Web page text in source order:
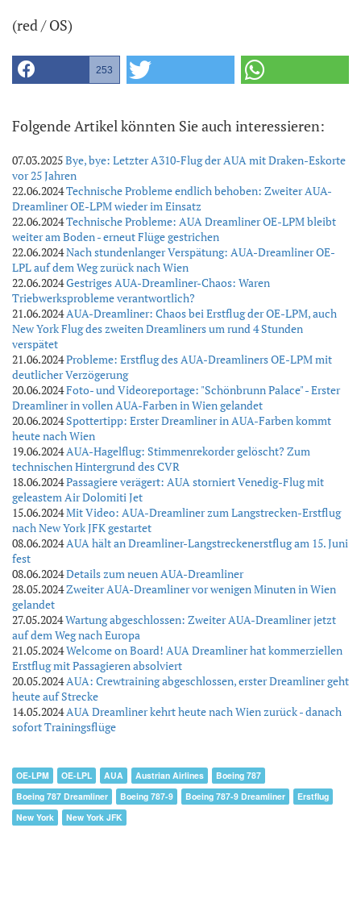
(red / OS)
253
Folgende Artikel könnten Sie auch interessieren:
07.03.2025Bye, bye: Letzter A310-Flug der AUA mit Draken-Eskorte
vor 25 Jahren
22.06.2024Technische Probleme endlich behoben: Zweiter AUA-
Dreamliner OE-LPM wieder im Einsatz
22.06.2024Technische Probleme: AUA Dreamliner OE-LPM bleibt
weiter am Boden - erneut Flüge gestrichen
22.06.2024Nach stundenlanger Verspätung: AUA-Dreamliner OE-
LPL auf dem Weg zurück nach Wien
22.06.2024Gestriges AUA-Dreamliner-Chaos: Waren
Triebwerksprobleme verantwortlich?
21.06.2024AUA-Dreamliner: Chaos bei Erstflug der OE-LPM, auch
New York Flug des zweiten Dreamliners um rund 4 Stunden
verspätet
21.06.2024Probleme: Erstflug des AUA-Dreamliners OE-LPM mit
deutlicher Verzögerung
20.06.2024Foto- und Videoreportage: "Schönbrunn Palace" - Erster
Dreamliner in vollen AUA-Farben in Wien gelandet
20.06.2024Spottertipp: Erster Dreamliner in AUA-Farben kommt
heute nach Wien
19.06.2024AUA-Hagelflug: Stimmenrekorder gelöscht? Zum
technischen Hintergrund des CVR
18.06.2024Passagiere verägert: AUA storniert Venedig-Flug mit
geleastem Air Dolomiti Jet
15.06.2024Mit Video: AUA-Dreamliner zum Langstrecken-Erstflug
nach New York JFK gestartet
08.06.2024AUA hält an Dreamliner-Langstreckenerstflug am 15. Juni
fest
08.06.2024Details zum neuen AUA-Dreamliner
28.05.2024Zweiter AUA-Dreamliner vor wenigen Minuten in Wien
gelandet
27.05.2024Wartung abgeschlossen: Zweiter AUA-Dreamliner jetzt
auf dem Weg nach Europa
21.05.2024Welcome on Board! AUA Dreamliner hat kommerziellen
Erstflug mit Passagieren absolviert
20.05.2024AUA: Crewtraining abgeschlossen, erster Dreamliner geht
heute auf Strecke
14.05.2024AUA Dreamliner kehrt heute nach Wien zurück - danach
sofort Trainingsflüge
OE-LPM OE-LPL AUA Austrian Airlines
Boeing 787
Boeing 787 Dreamliner
Boeing 787-9 Boeing 787-9 Dreamliner
Erstflug
New York
New York JFK